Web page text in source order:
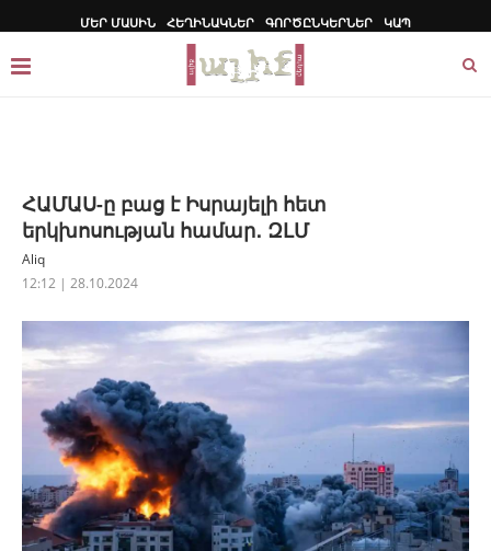
ՄԵՐ ՄԱՍԻՆ ՀԵՂԻՆԱԿՆԵՐ ԳՈՐԾԸՆԿԵՐՆԵՐ ԿԱՊ
ՀԱՄԱՍ-ը բաց է Իսրայելի հետ
երկխոսության համար․ ԶԼՄ
Aliq
12:12 | 28.10.2024